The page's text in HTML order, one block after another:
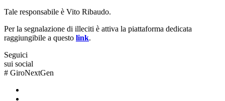
Tale responsabile è Vito Ribaudo.
Per la segnalazione di illeciti è attiva la piattaforma dedicata
raggiungibile a questo link.
Seguici
sui social
# GiroNextGen